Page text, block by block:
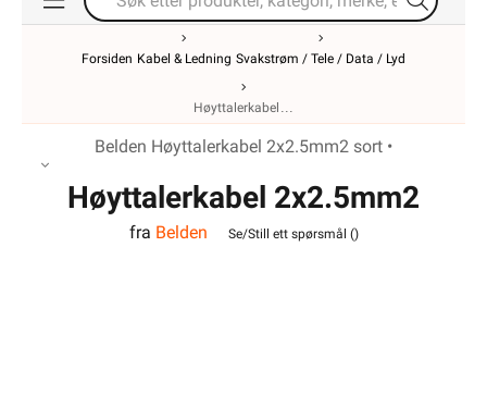
Forsiden Kabel & Ledning Svakstrøm / Tele / Data / Lyd
Høyttalerkabel
Belden Høyttalerkabel 2x2.5mm2 sort •
Høyttalerkabel 2x2.5mm2
Sort Belden
fra Belden Se/Still ett spørsmål ()